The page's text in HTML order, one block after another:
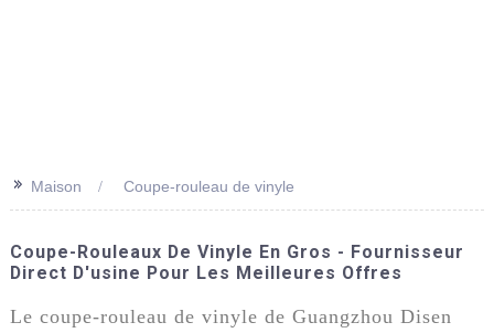
>> Maison Coupe-rouleau de vinyle
Coupe-Rouleaux De Vinyle En Gros - Fournisseur
Direct D'usine Pour Les Meilleures Offres
Le coupe-rouleau de vinyle de Guangzhou Disen